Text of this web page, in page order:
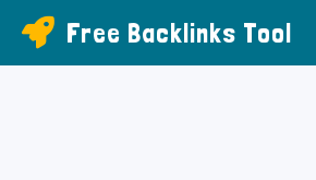
Free Backlinks Tool